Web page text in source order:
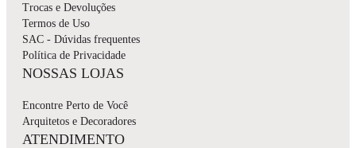
Trocas e Devoluções
Termos de Uso
SAC - Dúvidas frequentes
Política de Privacidade
NOSSAS LOJAS
Encontre Perto de Você
Arquitetos e Decoradores
ATENDIMENTO